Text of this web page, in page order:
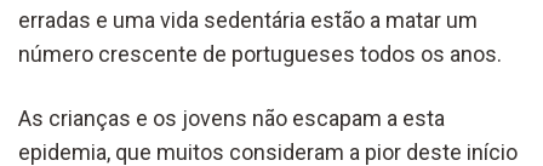
erradas e uma vida sedentária estão a matar um
número crescente de portugueses todos os anos.
As crianças e os jovens não escapam a esta
epidemia, que muitos consideram a pior deste início